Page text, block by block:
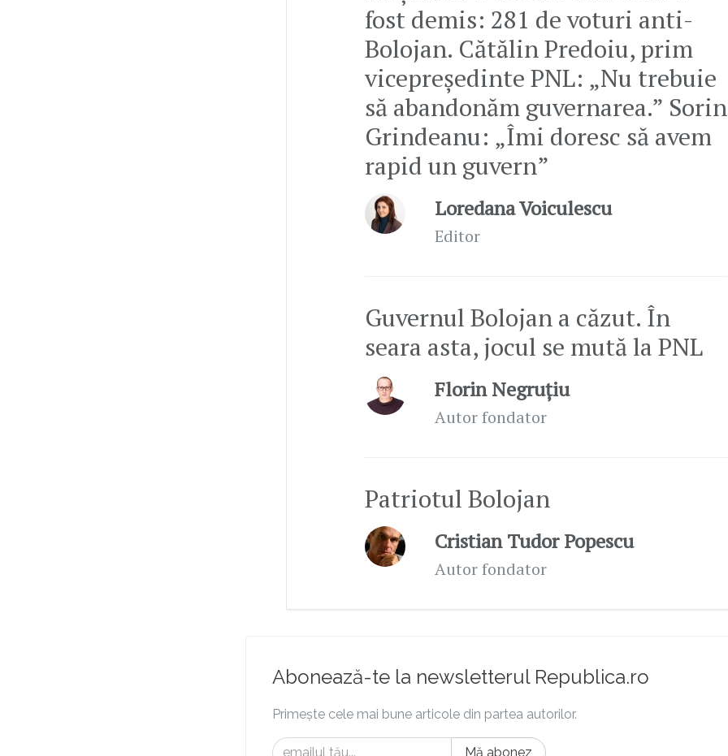
fost demis: 281 de voturi anti-
Bolojan. Cătălin Predoiu, prim
vicepreședinte PNL: „Nu trebuie
să abandonăm guvernarea.” Sorin
Grindeanu: „Îmi doresc să avem
rapid un guvern”
Loredana Voiculescu
Editor
Guvernul Bolojan a căzut. În
seara asta, jocul se mută la PNL
Florin Negruțiu
Autor fondator
Patriotul Bolojan
Cristian Tudor Popescu
Autor fondator
Abonează-te la newsletterul Republica.ro
Primește cele mai bune articole din partea autorilor.
Mă abonez